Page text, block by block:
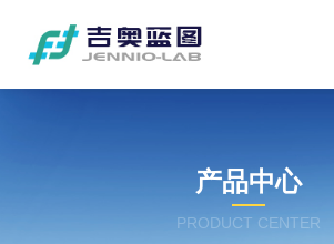
产品中心
PRODUCT CENTER